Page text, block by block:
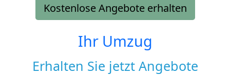
Kostenlose Angebote erhalten
Ihr Umzug
Erhalten Sie jetzt Angebote